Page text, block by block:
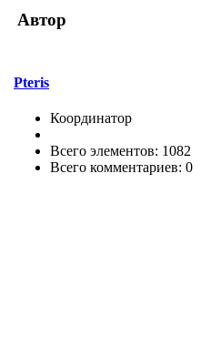
Автор
Pteris
Координатор
Всего элементов: 1082
Всего комментариев: 0